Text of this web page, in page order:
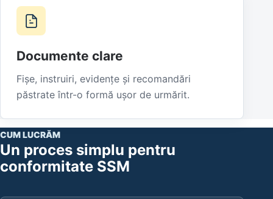
Documente clare
Fișe, instruiri, evidențe și recomandări
păstrate într-o formă ușor de urmărit.
CUM LUCRĂM
Un proces simplu pentru
conformitate SSM